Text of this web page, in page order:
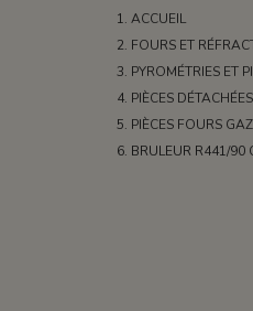
ACCUEIL
FOURS ET
PYROMÉTRIES ET
PIÈCES DÉTACHÉES
PIÈCES FOURS GAZ
BRULEUR R441/90